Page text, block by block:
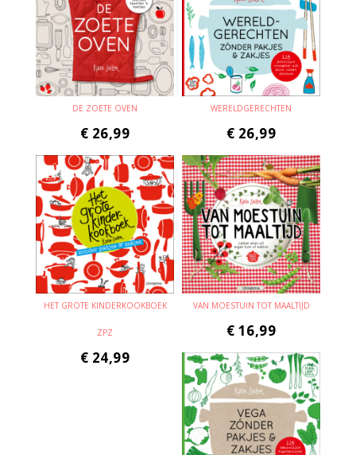
DE ZOETE OVEN
€ 26,99
WERELDGERECHTEN
€ 26,99
HET GROTE KINDERKOOKBOEK
ZPZ
€ 24,99
VAN MOESTUIN TOT MAALTIJD
€ 16,99